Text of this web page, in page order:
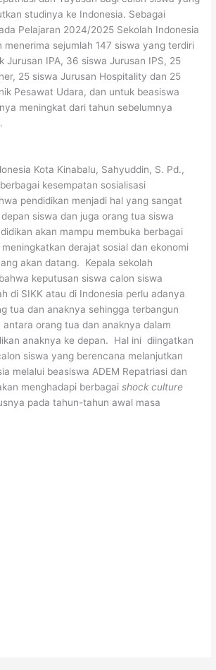
studinya ke Indonesia. Sebagai
Pelajaran 2024/2025 Sekolah Indonesia
menerima sejumlah 147 siswa yang terdiri
Jurusan IPA, 36 siswa Jurusan IPS, 25
25 siswa Jurusan Hospitality dan 25
Pesawat Udara, dan untuk beasiswa
meningkat dari tahun sebelumnya
Kota Kinabalu, Sahyuddin, S. Pd.,
kesempatan sosialisasi
pendidikan menjadi hal yang sangat
siswa dan juga orang tua siswa
akan mampu membuka berbagai
derajat sosial dan ekonomi
akan datang. Kepala sekolah
keputusan siswa calon siswa
di SIKK atau di Indonesia perlu adanya
tua dan anaknya sehingga terbangun
antara orang tua dan anaknya dalam
anaknya ke depan. Hal ini diingatkan
siswa yang berencana melanjutkan
melalui beasiswa ADEM Repatriasi dan
menghadapi berbagaishock culture
pada tahun-tahun awal masa